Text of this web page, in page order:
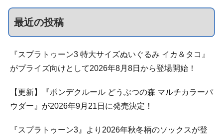
最近の投稿
『スプラトゥーン3 特大サイズぬいぐるみ イカ＆タコ』
がプライズ向けとして2026年8月8日から登場開始！
【更新】『ポンデクルール どうぶつの森 マルチカラーパ
ウダー』が2026年9月21日に発売決定！
『スプラトゥーン3』より2026年秋冬柄のソックスが登